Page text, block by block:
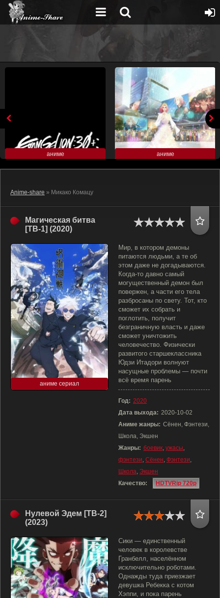
аниме аниме
Anime-share » Микако Комацу
Магическая битва
[ТВ-1] (2020)
аниме сериал
Мир, в котором демоны
питаются людьми, а те об
этом даже не догадываются.
Когда-то давно самый
могущественный демон был
повержен, а части его тела
разбросаны по свету. Тот, кто
сможет их собрать и
поглотить, получит
безграничную власть и даже
сможет уничтожить
человечество. Физически
развитого старшеклассника
Юдзи Итадори волнуют
насущные проблемы — почти
всё время парень
Год: 2020
Дата выхода: 2020-10-02
Аниме жанры: Сёнен, Фэнтези,
Школа, Экшен
Жанры: боевик, ужасы,
фэнтези, Сёнен, Фэнтези,
Школа, Экшен
Качество:
HDTVRip 720p
Нулевой Эдем [ТВ-2]
(2023)
Сики — единственный
человек в королевстве
Гранбелл, населённом
исключительно роботами.
Однажды туда приезжает
девушка Ребекка с котом
Хэппи, и пока парень